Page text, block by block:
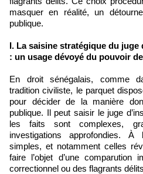
masquer en réalité, un
publique.
I. La saisine stratégique du
: un usage dévoyé du pouvoir
En droit sénégalais, comme
tradition civiliste, le parquet
pour décider de la manière
publique. Il peut saisir le juge
les faits sont complexes,
investigations approfondies.
simples, et notamment celles
faire l’objet d’une comparution
correctionnel ou des flagrants